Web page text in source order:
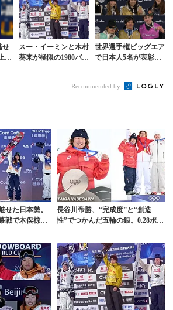
せ
が
スー・イーミンと木村
葵来が極限の1980バト
世界選手権ビッグエア
で日本人5名が表彰台
占。男子は椋真と帝勝
Recommended by
せた日本勢。
戦で木俣椋真
長谷川帝勝、“完成度”と“創造
性”でつかんだ五輪の銀。0.28ポイ